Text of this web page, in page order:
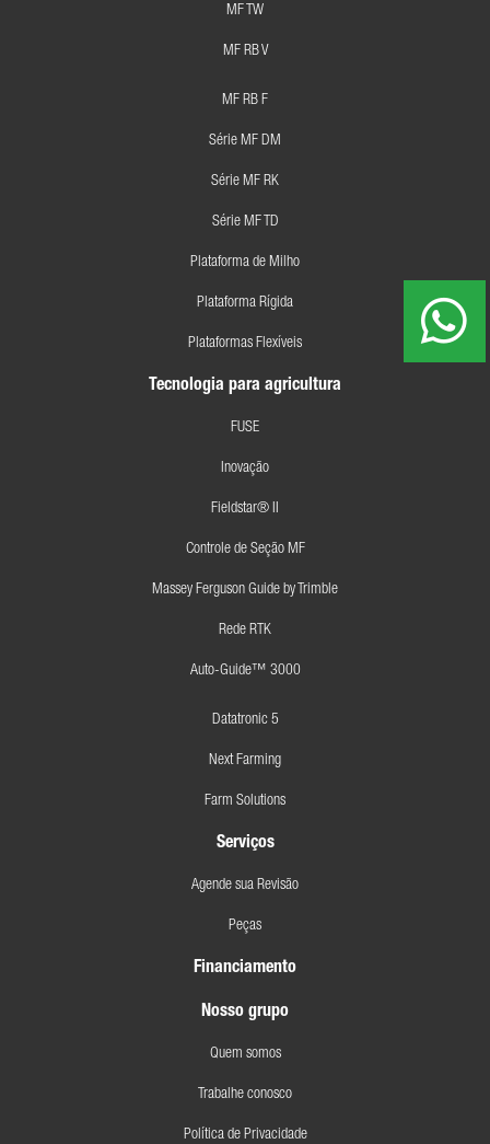
MF TW
MF RB V
MF RB F
Série MF DM
Série MF RK
Série MF TD
Plataforma de Milho
Plataforma Rígida
Plataformas Flexíveis
Tecnologia para agricultura
FUSE
Inovação
Fieldstar® II
Controle de Seção MF
Massey Ferguson Guide by Trimble
Rede RTK
Auto-Guide™ 3000
Datatronic 5
Next Farming
Farm Solutions
Serviços
Agende sua Revisão
Peças
Financiamento
Nosso grupo
Quem somos
Trabalhe conosco
Política de Privacidade